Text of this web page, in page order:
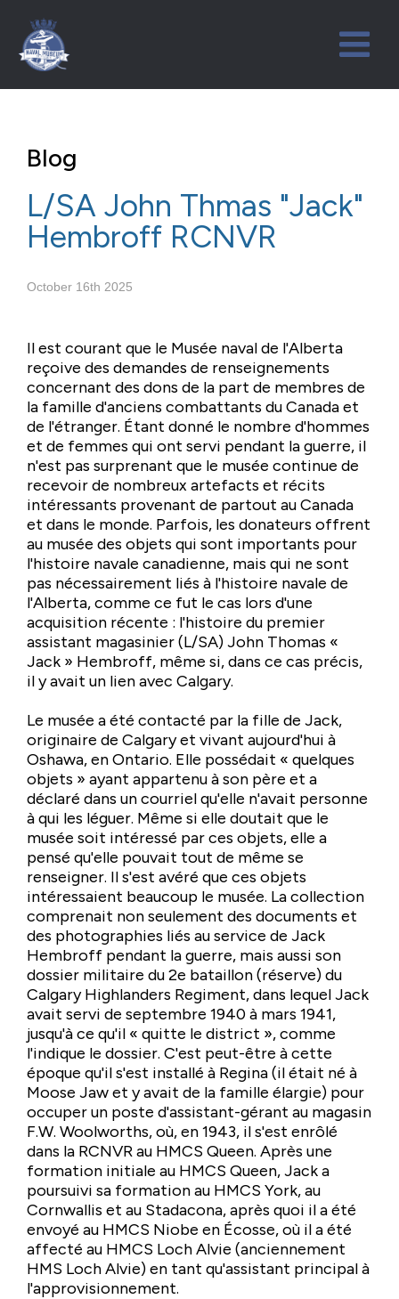
Blog
L/SA John Thmas "Jack"
Hembroff RCNVR
October 16th 2025
Il est courant que le Musée naval de l'Alberta
reçoive des demandes de renseignements
concernant des dons de la part de membres de
la famille d'anciens combattants du Canada et
de l'étranger. Étant donné le nombre d'hommes
et de femmes qui ont servi pendant la guerre, il
n'est pas surprenant que le musée continue de
recevoir de nombreux artefacts et récits
intéressants provenant de partout au Canada
et dans le monde. Parfois, les donateurs offrent
au musée des objets qui sont importants pour
l'histoire navale canadienne, mais qui ne sont
pas nécessairement liés à l'histoire navale de
l'Alberta, comme ce fut le cas lors d'une
acquisition récente : l'histoire du premier
assistant magasinier (L/SA) John Thomas «
Jack » Hembroff, même si, dans ce cas précis,
il y avait un lien avec Calgary.
Le musée a été contacté par la fille de Jack,
originaire de Calgary et vivant aujourd'hui à
Oshawa, en Ontario. Elle possédait « quelques
objets » ayant appartenu à son père et a
déclaré dans un courriel qu'elle n'avait personne
à qui les léguer. Même si elle doutait que le
musée soit intéressé par ces objets, elle a
pensé qu'elle pouvait tout de même se
renseigner. Il s'est avéré que ces objets
intéressaient beaucoup le musée. La collection
comprenait non seulement des documents et
des photographies liés au service de Jack
Hembroff pendant la guerre, mais aussi son
dossier militaire du 2e bataillon (réserve) du
Calgary Highlanders Regiment, dans lequel Jack
avait servi de septembre 1940 à mars 1941,
jusqu'à ce qu'il « quitte le district », comme
l'indique le dossier. C'est peut-être à cette
époque qu'il s'est installé à Regina (il était né à
Moose Jaw et y avait de la famille élargie) pour
occuper un poste d'assistant-gérant au magasin
F.W. Woolworths, où, en 1943, il s'est enrôlé
dans la RCNVR au HMCS Queen. Après une
formation initiale au HMCS Queen, Jack a
poursuivi sa formation au HMCS York, au
Cornwallis et au Stadacona, après quoi il a été
envoyé au HMCS Niobe en Écosse, où il a été
affecté au HMCS Loch Alvie (anciennement
HMS Loch Alvie) en tant qu'assistant principal à
l'approvisionnement.